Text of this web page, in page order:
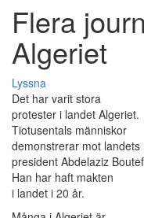
Flera
Algeriet
Lyssna
Det har varit stora
protester i landet Algeriet.
Tiotusentals människor
demonstrerar mot landets
president Abdelaziz
Han har haft makten
i landet i 20 år.